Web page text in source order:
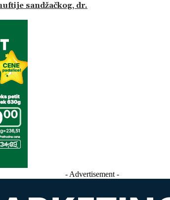
sandžačkog, dr.
- Advertisement -